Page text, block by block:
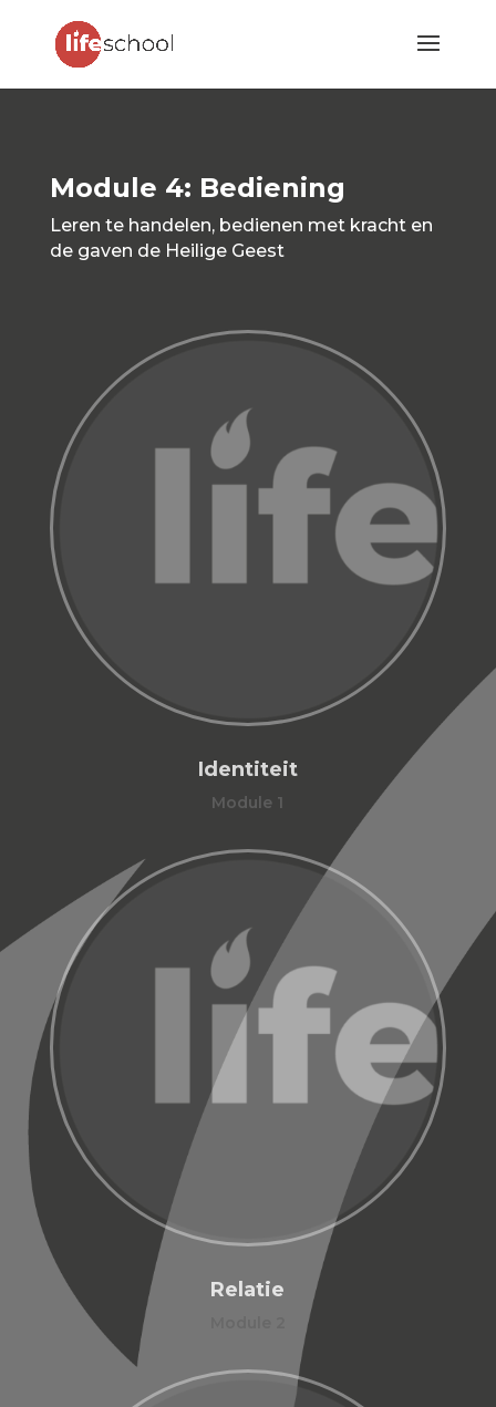
Module 4: Bediening
Leren te handelen, bedienen met kracht en
de gaven de Heilige Geest
Identiteit
Module 1
Relatie